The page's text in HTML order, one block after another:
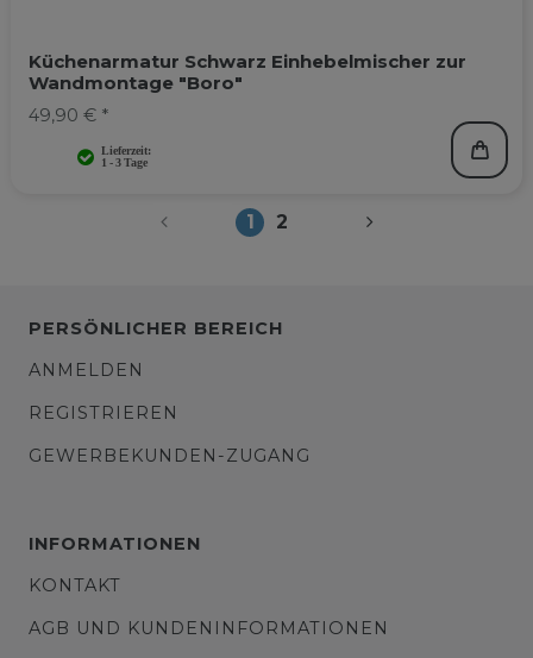
Küchenarmatur Schwarz Einhebelmischer zur
Wandmontage "Boro"
49,90 € *
1 2
PERSÖNLICHER BEREICH
ANMELDEN
REGISTRIEREN
GEWERBEKUNDEN-ZUGANG
INFORMATIONEN
KONTAKT
AGB UND KUNDENINFORMATIONEN